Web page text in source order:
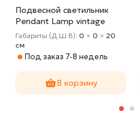
Подвесной светильник
Pendant Lamp vintage
Banker Bowler Hat LATTE I
Габариты (Д Ш В): 0 × 0 × 20
cм
Под заказ 7-8 недель
В корзину